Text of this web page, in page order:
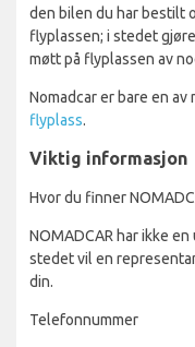
den bilen du har bestilt
flyplassen; i stedet
møtt på flyplassen av
Nomadcar er bare en av
flyplass.
Viktig informasjon
Hvor du finner
NOMADCAR har ikke
stedet vil en
din.
Telefonnummer